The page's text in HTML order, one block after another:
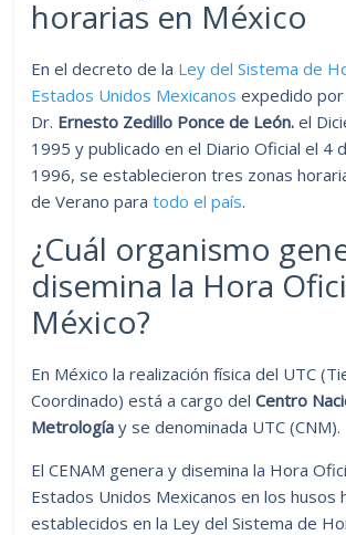
horarias en México
En el decreto de la Ley del Sistema de
Estados Unidos Mexicanos expedido
Dr. Ernesto Zedillo Ponce de León. el
1995 y publicado en el Diario Oficial el 4
1996, se establecieron tres zonas
de Verano paratodo el país.
¿Cuál organismo
disemina la Hora
México?
En México la realización física del UTC
Coordinado) está a cargo delCentro
Metrología y se denominada UTC (CNM).
El CENAM genera y disemina la Hora
Estados Unidos Mexicanos en los husos
establecidos en la Ley del Sistema de